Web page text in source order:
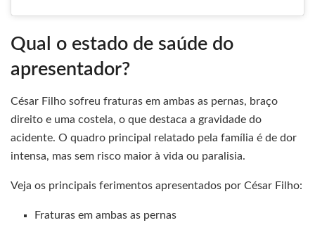
Qual o estado de saúde do
apresentador?
César Filho sofreu fraturas em ambas as pernas, braço
direito e uma costela, o que destaca a gravidade do
acidente. O quadro principal relatado pela família é de dor
intensa, mas sem risco maior à vida ou paralisia.
Veja os principais ferimentos apresentados por César Filho:
Fraturas em ambas as pernas